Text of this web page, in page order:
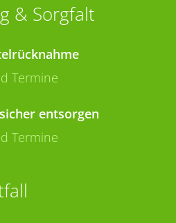
& Sorgfalt
Termine
entsorgen
Termine